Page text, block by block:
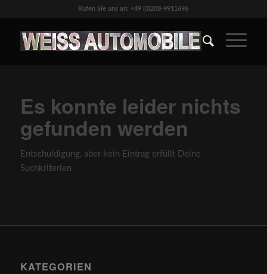
Rufen Sie uns an: +49 (0)208-9911696
Es konnte leider nichts
gefunden werden
Entschuldigung, aber kein Eintrag erfüllt Deine
Suchkriterien
KATEGORIEN